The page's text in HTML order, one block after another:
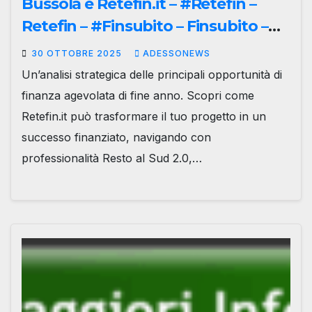
Retefin – #Finsubito – Finsubito –
#Adessonews – #Adessonews –
#Finsubito – Adessonews
30 OTTOBRE 2025 ADESSONEWS
Un’analisi strategica delle principali opportunità di
finanza agevolata di fine anno. Scopri come
Retefin.it può trasformare il tuo progetto in un
successo finanziato, navigando con
professionalità Resto al Sud 2.0,…